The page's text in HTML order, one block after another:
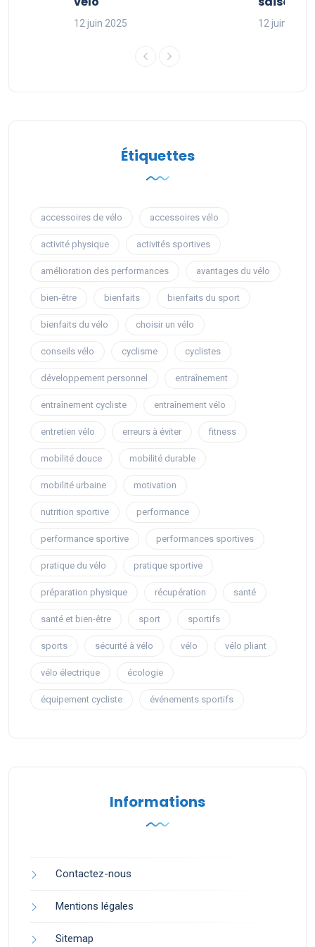
12 juin 2025 12 juin 2025
Étiquettes
accessoires de vélo accessoires vélo
activité physique activités sportives
amélioration des performances avantages du vélo
bien-être bienfaits bienfaits du sport
bienfaits du vélo choisir un vélo
conseils vélo cyclisme cyclistes
développement personnel entraînement
entraînement cycliste entraînement vélo
entretien vélo erreurs à éviter fitness
mobilité douce mobilité durable
mobilité urbaine motivation
nutrition sportive performance
performance sportive performances sportives
pratique du vélo pratique sportive
préparation physique récupération santé
santé et bien-être sport sportifs
sports sécurité à vélo vélo vélo pliant
vélo électrique écologie
équipement cycliste événements sportifs
Informations
Contactez-nous
Mentions légales
Sitemap